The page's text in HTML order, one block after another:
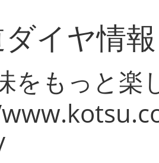
イヤ情
をもっと楽